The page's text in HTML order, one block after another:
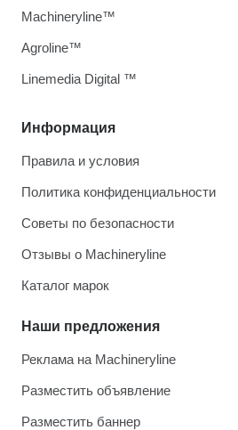
Информация
Правила и условия
Политика конфиденциальности
Советы по безопасности
Отзывы о Machineryline
Каталог марок
Наши предложения
Реклама на Machineryline
Разместить объявление
Разместить баннер
Machineryline™
Agroline™
Linemedia Digital ™